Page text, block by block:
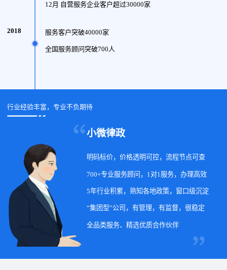
12月 自营服务企业客户超过30000家
2018 服务客户突破40000家
全国服务顾问突破700人
行业经验丰富，专业不负期待
小微律政
明码标价，价格透明可控，流程节点可查
700+专业服务顾问，1对1服务，办理高效
5年行业积累，熟知各地政策，窗口级沉淀
“集团型”公司，有管理，有监督，很稳定
全品类服务、精选优质合作伙伴